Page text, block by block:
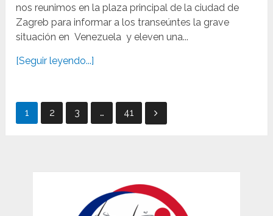
nos reunimos en la plaza principal de la ciudad de
Zagreb para informar a los transeúntes la grave
situación en Venezuela y eleven una...
[Seguir leyendo...]
Paginación
1 2 3 … 41